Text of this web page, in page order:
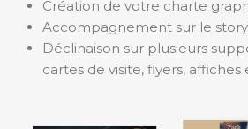
Création de votre charte
Accompagnement sur le
Déclinaison sur plusieurs
cartes de visite, flyers, affiches